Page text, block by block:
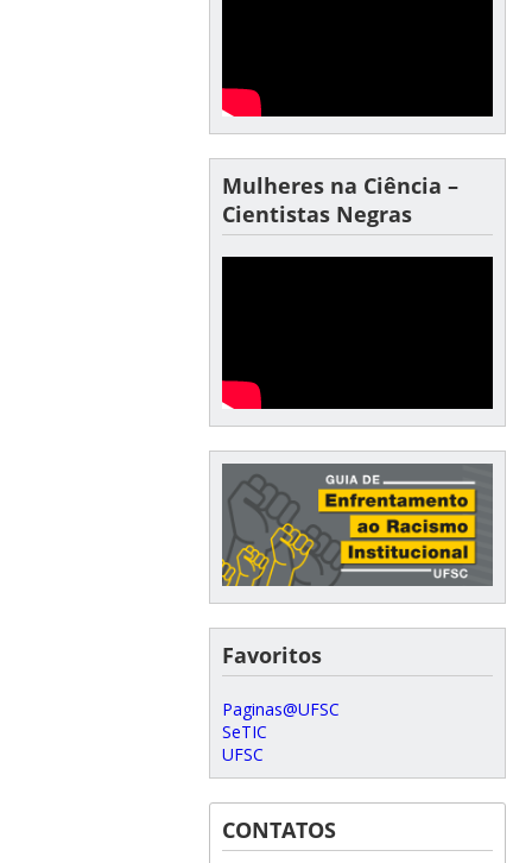
Mulheres na Ciência –
Cientistas Negras
Favoritos
Paginas@UFSC
SeTIC
UFSC
CONTATOS